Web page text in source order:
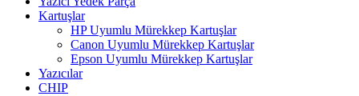
Kartuşlar
HP Uyumlu Mürekkep Kartuşlar
Canon Uyumlu Mürekkep Kartuşlar
Epson Uyumlu Mürekkep Kartuşlar
Yazıcılar
CHIP